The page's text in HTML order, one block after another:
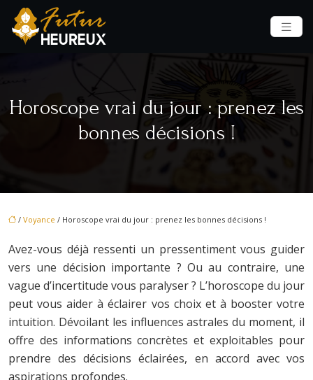
Horoscope vrai du jour : prenez les
bonnes décisions !
/ Voyance / Horoscope vrai du jour : prenez les bonnes décisions !
Avez-vous déjà ressenti un pressentiment vous guider
vers une décision importante ? Ou au contraire, une
vague d’incertitude vous paralyser ? L’horoscope du jour
peut vous aider à éclairer vos choix et à booster votre
intuition. Dévoilant les influences astrales du moment, il
offre des informations concrètes et exploitables pour
prendre des décisions éclairées, en accord avec vos
aspirations profondes.